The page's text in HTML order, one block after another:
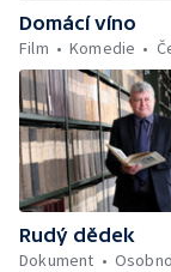
Domácí víno
Film
Komedie
Rudý dědek
Dokument